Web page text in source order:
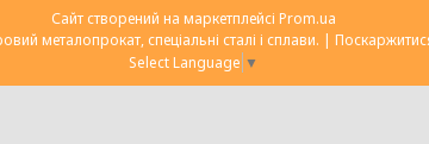
Сайт створений на маркетплейсі Prom.ua
ТОВ "Укрторгекспорт" нержавіючий та кольоровий металопрокат, спеціальні сталі і сплави. |
Select Language ▼